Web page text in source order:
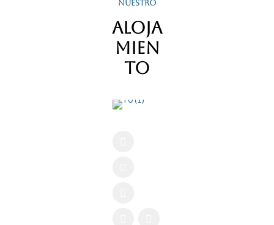
NUESTRO
Aloja
mien
to
Alojamiento
T0